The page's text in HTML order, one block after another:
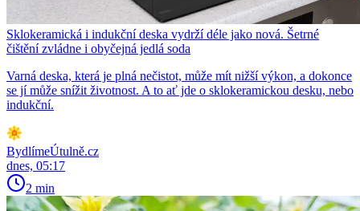
Sklokeramická i indukční deska vydrží déle jako nová. Šetrné
čištění zvládne i obyčejná jedlá soda
Varná deska, která je plná nečistot, může mít nižší výkon, a dokonce
se jí může snížit životnost. A to ať jde o sklokeramickou desku, nebo
indukční.
BydlímeÚtulně.cz
dnes, 05:17
2 min